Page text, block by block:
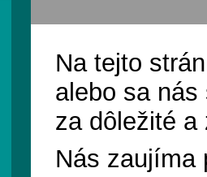
Na tejto
alebo sa
za dôležité a
Nás zaujíma